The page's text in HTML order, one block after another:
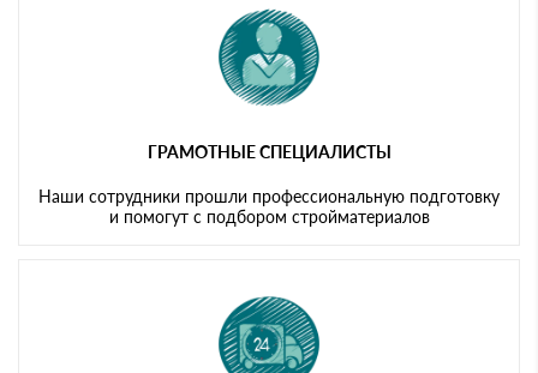
ГРАМОТНЫЕ СПЕЦИАЛИСТЫ
Наши сотрудники прошли профессиональную подготовку
и помогут с подбором стройматериалов